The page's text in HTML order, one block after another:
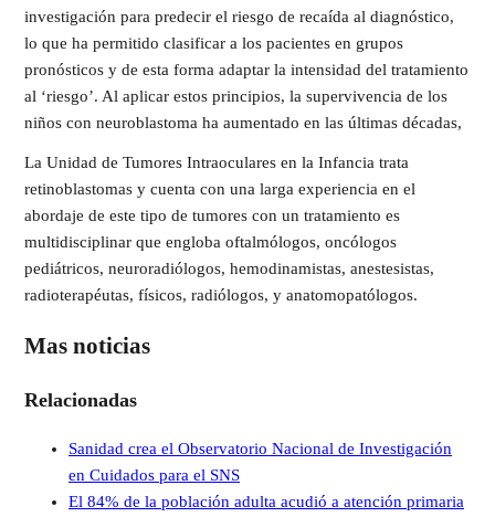
investigación para predecir el riesgo de recaída al diagnóstico,
lo que ha permitido clasificar a los pacientes en grupos
pronósticos y de esta forma adaptar la intensidad del tratamiento
al ‘riesgo’. Al aplicar estos principios, la supervivencia de los
niños con neuroblastoma ha aumentado en las últimas décadas,
La Unidad de Tumores Intraoculares en la Infancia trata
retinoblastomas y cuenta con una larga experiencia en el
abordaje de este tipo de tumores con un tratamiento es
multidisciplinar que engloba oftalmólogos, oncólogos
pediátricos, neuroradiólogos, hemodinamistas, anestesistas,
radioterapéutas, físicos, radiólogos, y anatomopatólogos.
Mas noticias
Relacionadas
Sanidad crea el Observatorio Nacional de Investigación
en Cuidados para el SNS
El 84% de la población adulta acudió a atención primaria